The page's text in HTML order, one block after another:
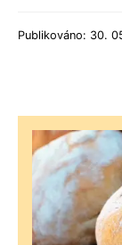
Publikováno: 30.